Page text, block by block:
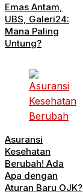
Emas Antam,
UBS, Galeri24:
Mana Paling
Untung?
Asuransi
Kesehatan
Berubah! Ada
Apa dengan
Aturan Baru OJK?